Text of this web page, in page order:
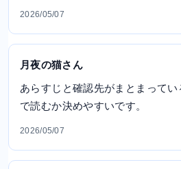
2026/05/07
月夜の猫さん
あらすじと確認先がまとまって
で読むか決めやすいです。
2026/05/07